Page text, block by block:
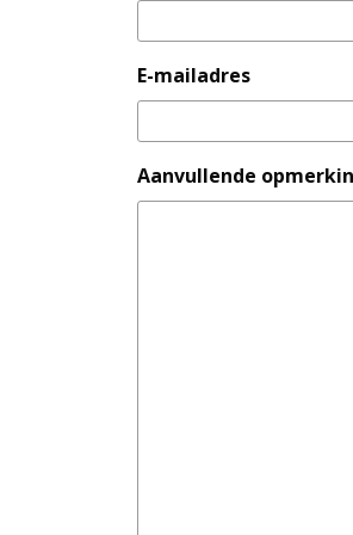
E-mailadres
Aanvullende